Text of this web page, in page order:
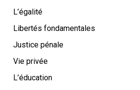
L’égalité
Libertés fondamentales
Justice pénale
Vie privée
L’éducation